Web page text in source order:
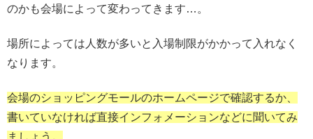
のかも会場によって変わってきます…。
場所によっては人数が多いと入場制限がかかって入れなく
なります。
会場のショッピングモールのホームページで確認するか、
書いていなければ直接インフォメーションなどに聞いてみ